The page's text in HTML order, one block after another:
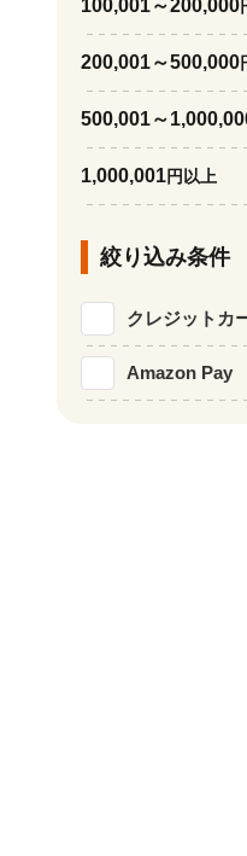
100,001～200,000
200,001～500,000
500,001～
1,000,001円以上
絞り込み条件
クレジットカ
Amazon Pay